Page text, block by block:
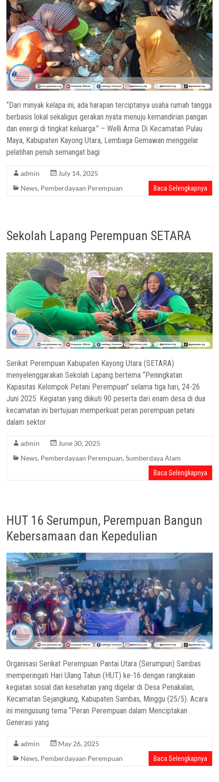
“Dari minyak kelapa ini, ada harapan terciptanya usaha rumah tangga
berbasis lokal sekaligus gerakan nyata menuju kemandirian pangan
dan energi di tingkat keluarga.” – Welli Arma Di Kecamatan Pulau
Maya, Kabupaten Kayong Utara, Lembaga Gemawan menggelar
pelatihan penuh semangat bagi
admin
July 14, 2025
News, Pemberdayaan Perempuan Baca Selengkapnya
Sekolah Lapang Perempuan SETARA
Serikat Perempuan Kabupaten Kayong Utara (SETARA)
menyelenggarakan Sekolah Lapang bertema “Peningkatan
Kapasitas Kelompok Petani Perempuan” selama tiga hari, 24-26
Juni 2025. Kegiatan yang diikuti 90 peserta dari enam desa di dua
kecamatan ini bertujuan memperkuat peran perempuan petani
dalam sektor
admin
June 30, 2025
News, Pemberdayaan Perempuan,Sumberdaya Alam
Baca Selengkapnya
HUT 16 Serumpun, Perempuan Bangun
Kebersamaan dan Kepedulian
Organisasi Serikat Perempuan Pantai Utara (Serumpun) Sambas
memperingati Hari Ulang Tahun (HUT) ke-16 dengan rangkaian
kegiatan sosial dan kesehatan yang digelar di Desa Penakalan,
Kecamatan Sejangkung, Kabupaten Sambas, Minggu (25/5). Acara
ini mengusung tema “Peran Perempuan dalam Menciptakan
Generasi yang
admin
May 26, 2025
News, Pemberdayaan Perempuan Baca Selengkapnya